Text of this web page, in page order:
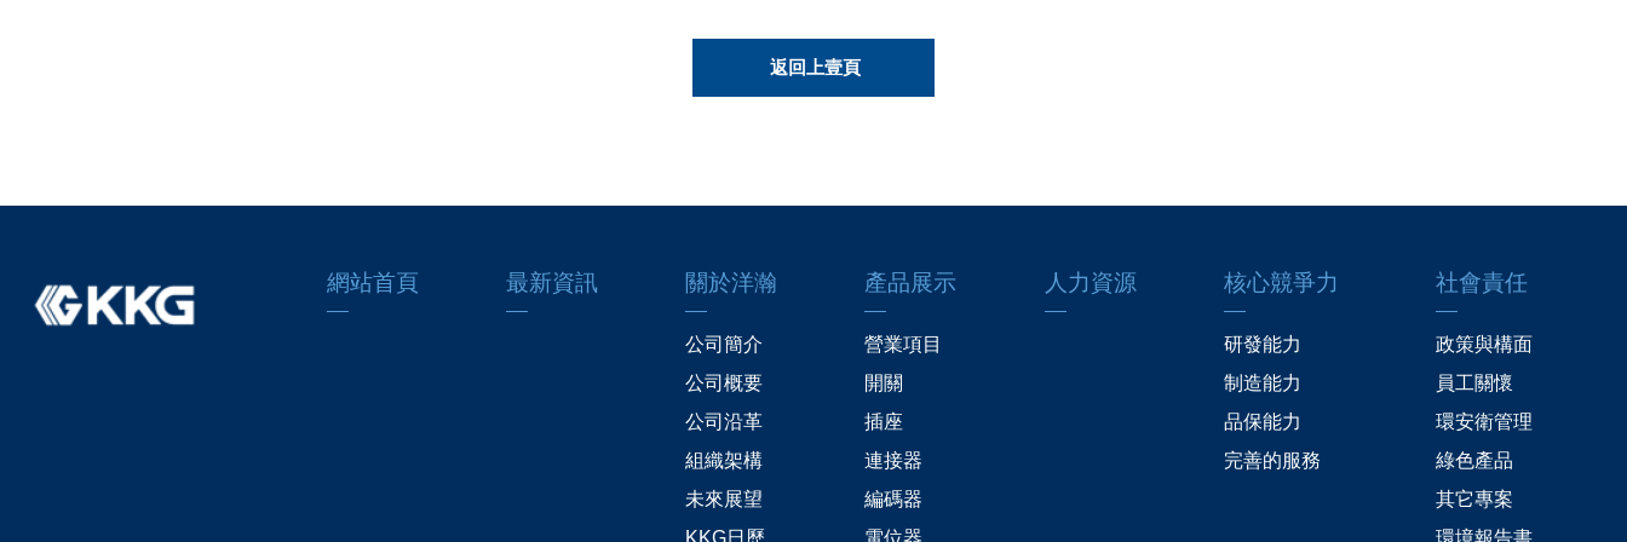
返回上壹頁
網站首頁 最新資訊 關於洋瀚
公司簡介
公司概要
公司沿革
組織架構
未來展望
KKG日歷
產品展示
營業項目
開關
插座
連接器
編碼器
電位器
人力資源 核心競爭力
研發能力
制造能力
品保能力
完善的服務
社會責任
政策與構面
員工關懷
環安衛管理
綠色產品
其它專案
環境報告書